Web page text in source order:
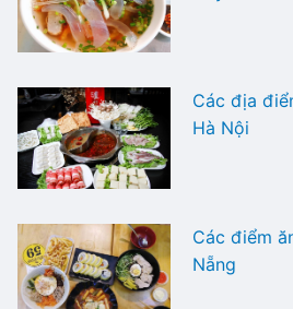
Các địa
Hà Nội
Các điểm
Nẵng